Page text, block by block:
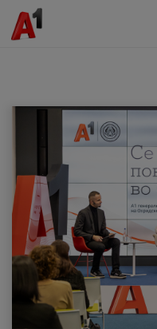
МК SQ
Приватни
Поддршка
Надополни кредит